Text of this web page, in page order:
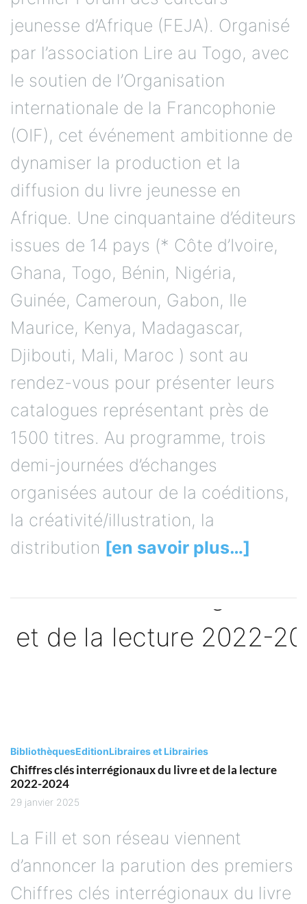
jeunesse d’Afrique (FEJA). Organisé
par l’association Lire au Togo, avec
le soutien de l’Organisation
internationale de la Francophonie
(OIF), cet événement ambitionne de
dynamiser la production et la
diffusion du livre jeunesse en
Afrique. Une cinquantaine d’éditeurs
issues de 14 pays (* Côte d’Ivoire,
Ghana, Togo, Bénin, Nigéria,
Guinée, Cameroun, Gabon, Ile
Maurice, Kenya, Madagascar,
Djibouti, Mali, Maroc ) sont au
rendez-vous pour présenter leurs
catalogues représentant près de
1500 titres. Au programme, trois
demi-journées d’échanges
organisées autour de la coéditions,
la créativité/illustration, la
distribution [en savoir plus…]
BibliothèquesEditionLibraires et Librairies
Chiffres clés interrégionaux du livre et de la lecture
2022-2024
29 janvier 2025
La Fill et son réseau viennent
d’annoncer la parution des premiers
Chiffres clés interrégionaux du livre